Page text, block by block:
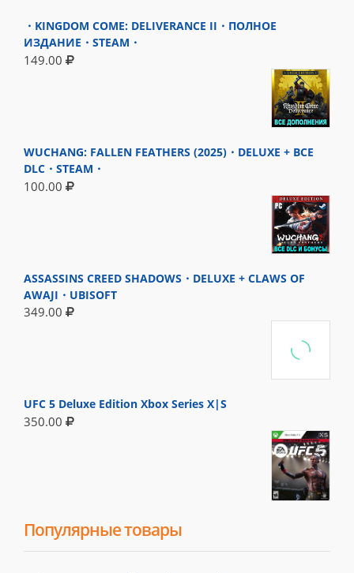
・KINGDOM COME: DELIVERANCE II・ПОЛНОЕ
ИЗДАНИЕ・STEAM・
149.00
WUCHANG: FALLEN FEATHERS (2025)・DELUXE + ВСЕ
DLC・STEAM・
100.00
ASSASSINS CREED SHADOWS・DELUXE + CLAWS OF
AWAJI・UBISOFT
349.00
UFC 5 Deluxe Edition Xbox Series X|S
350.00
Популярные товары